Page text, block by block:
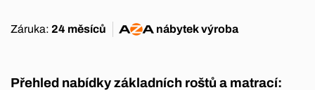
Záruka: 24 měsíců nábytekvýroba
Přehled nabídky základních roštů a matrací: